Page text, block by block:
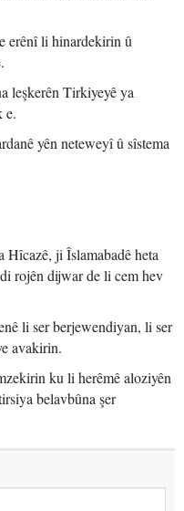
erênî li hinardekirin û
leşkerên Tirkiyeyê ya
e.
yên neteweyî û sîstema
ji Îslamabadê heta
rojên dijwar de li cem hev
li ser berjewendiyan, li ser
avakirin.
ku li herêmê aloziyên
belavbûna şer